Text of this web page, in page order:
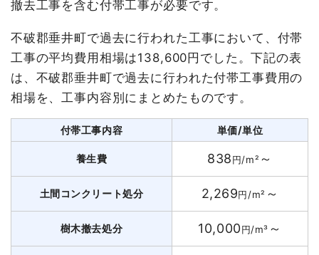
撤去工事を含む付帯工事が必要です。
不破郡垂井町で過去に行われた工事において、付帯
工事の平均費用相場は138,600円でした。下記の表
は、不破郡垂井町で過去に行われた付帯工事費用の
相場を、工事内容別にまとめたものです。
付帯工事内容 単価/単位
養生費 838円/m² ～
土間コンクリート処分 2,269円/m² ～
樹木撤去処分 10,000円/m³ ～